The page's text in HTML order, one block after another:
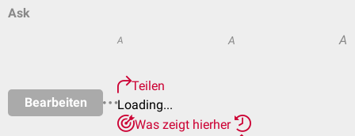
Ask
Bearbeiten
A A A
Teilen
Loading...
Was zeigt hierher